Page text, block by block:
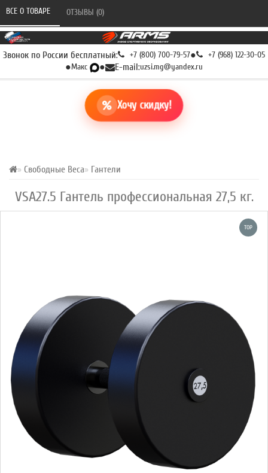
Звонок по России бесплатный: +7 (800) 700-79-57● +7 (968) 122-30-05
●Макс ● E-mail:uzsi.mg@yandex.ru
Хочу скидку!
Свободные Веса Гантели
VSA27.5 Гантель профессиональная 27,5 кг.
ВСЕ О ТОВАРЕ ОТЗЫВЫ (0)
TOP